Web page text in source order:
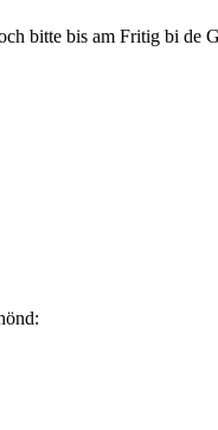
bitte bis am Fritig bi de